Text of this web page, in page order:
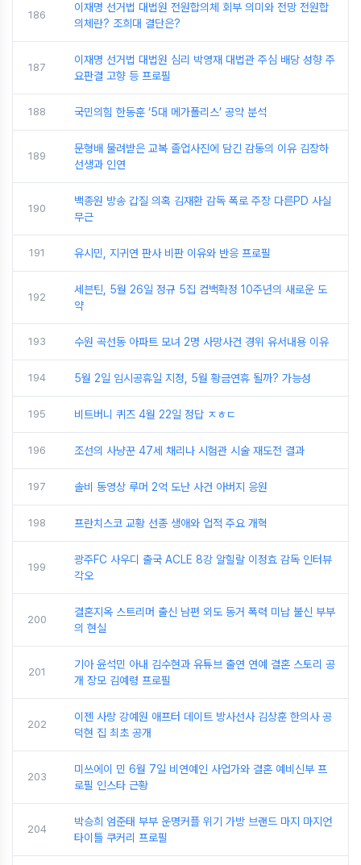
186
이재명 선거법 대법원 전원합의체 회부 의미와 전망 전원합
의체란? 조희대 결단은?
187
이재명 선거법 대법원 심리 박영재 대법관 주심 배당 성향 주
요판결 고향 등 프로필
188 국민의힘 한동훈 ‘5대 메가폴리스’ 공약 분석
189
문형배 물려받은 교복 졸업사진에 담긴 감동의 이유 김장하
선생과 인연
190
백종원 방송 갑질 의혹 김재환 감독 폭로 주장 다른PD 사실
무근
191 유시민, 지귀연 판사 비판 이유와 반응 프로필
192
세븐틴, 5월 26일 정규 5집 컴백확정 10주년의 새로운 도
약
193 수원 곡선동 아파트 모녀 2명 사망사건 경위 유서내용 이유
194 5월 2일 임시공휴일 지정, 5월 황금연휴 될까? 가능성
195 비트버니 퀴즈 4월 22일 정답 ㅈㅎㄷ
196 조선의 사냥꾼 47세 채리나 시험관 시술 재도전 결과
197 솔비 동영상 루머 2억 도난 사건 아버지 응원
198 프란치스코 교황 선종 생애와 업적 주요 개혁
199
광주FC 사우디 출국 ACLE 8강 알힐랄 이정효 감독 인터뷰
각오
200
결혼지옥 스트리머 출신 남편 외도 동거 폭력 미납 불신 부부
의 현실
201
기아 윤석민 아내 김수현과 유튜브 출연 연예 결혼 스토리 공
개 장모 김예령 프로필
202
이젠 사랑 강예원 애프터 데이트 방사선사 김상훈 한의사 공
덕현 집 최초 공개
203
미쓰에이 민 6월 7일 비연예인 사업가와 결혼 예비신부 프
로필 인스타 근황
204
박승희 엄준태 부부 운명커플 위기 가방 브랜드 마지 마지언
타이틀 쿠커리 프로필